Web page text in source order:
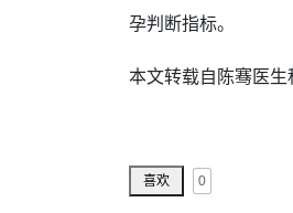
孕判断指标。
本文转载自陈骞医
喜欢 0